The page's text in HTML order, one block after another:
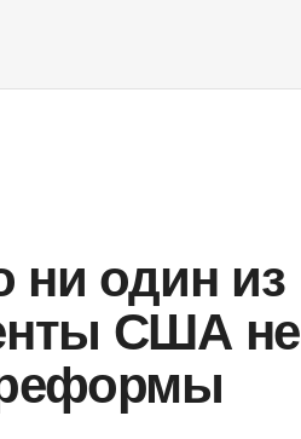
ни один из
США не
реформы